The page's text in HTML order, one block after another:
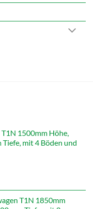
1500mm Höhe,
mit 4 Böden und
T1N 1850mm